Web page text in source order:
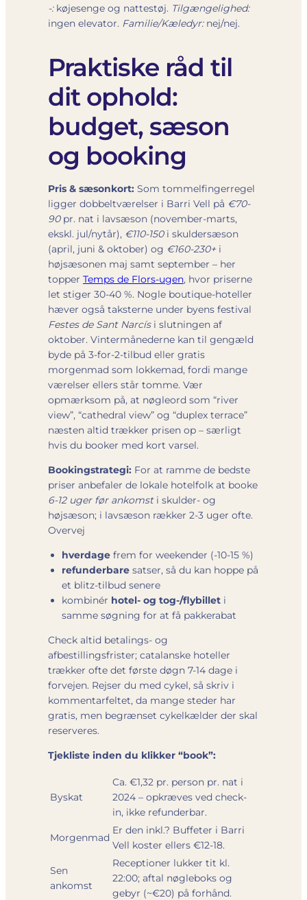
-:køjesenge og nattestøj. Tilgængelighed:
ingen elevator. Familie/Kæledyr:nej/nej.
Praktiske råd til
dit ophold:
budget, sæson
og booking
Pris & sæsonkort: Som tommelfingerregel
ligger dobbeltværelser i Barri Vell på €70-
90pr. nat i lavsæson (november-marts,
ekskl. jul/nytår), €110-150i skuldersæson
(april, juni & oktober) og €160-230+i
højsæsonen maj samt september – her
topper Temps de Flors-ugen, hvor priserne
let stiger 30-40 %. Nogle boutique-hoteller
hæver også taksterne under byens festival
Festes de Sant Narcísi slutningen af
oktober. Vintermånederne kan til gengæld
byde på 3-for-2-tilbud eller gratis
morgenmad som lokkemad, fordi mange
værelser ellers står tomme. Vær
opmærksom på, at nøgleord som “river
view”, “cathedral view” og “duplex terrace”
næsten altid trækker prisen op – særligt
hvis du booker med kort varsel.
Bookingstrategi: For at ramme de bedste
priser anbefaler de lokale hotelfolk at booke
6-12 uger før ankomsti skulder- og
højsæson; i lavsæson rækker 2-3 uger ofte.
Overvej
hverdage frem for weekender (-10-15 %)
refunderbare satser, så du kan hoppe på
et blitz-tilbud senere
kombinér hotel- og tog-/flybillet i
samme søgning for at få pakkerabat
Check altid betalings- og
afbestillingsfrister; catalanske hoteller
trækker ofte det første døgn 7-14 dage i
forvejen. Rejser du med cykel, så skriv i
kommentarfeltet, da mange steder har
gratis, men begrænset cykelkælder der skal
reserveres.
Tjekliste inden du klikker “book”:
Byskat
Ca. €1,32 pr. person pr. nat i
2024 – opkræves ved check-
in, ikke refunderbar.
Morgenmad
Er den inkl.? Buffeter i Barri
Vell koster ellers €12-18.
Sen
ankomst
Receptioner lukker tit kl.
22:00; aftal nøgleboks og
gebyr (~€20) på forhånd.